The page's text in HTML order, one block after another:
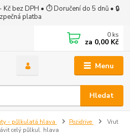
bez DPH • ⏱ Doručení do 5 dnů • 🔒
platba
Menu
Hledat
0 ks
za 0,00 Kč
- půlkulatá hlava Pozidrive
Vrut
celý půlkul. hlava